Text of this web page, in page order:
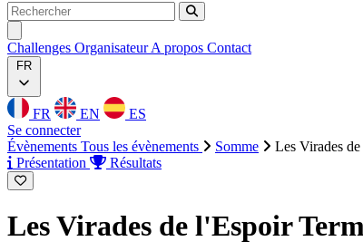
Rechercher
Rechercher
Challenges OrganisateurA propos Contact
FR
FR EN
ES
Se connecter
Évènements Tous les évènements Somme
Les Virades
Présentation
Résultats
Les Virades de l'Espoir